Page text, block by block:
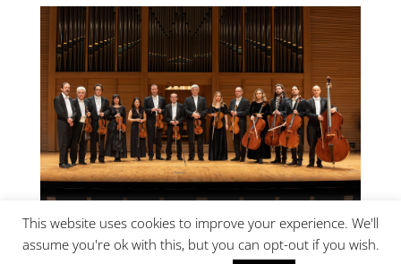
This website uses cookies to improve your experience. We'll
assume you're ok with this, but you can opt-out if you wish.